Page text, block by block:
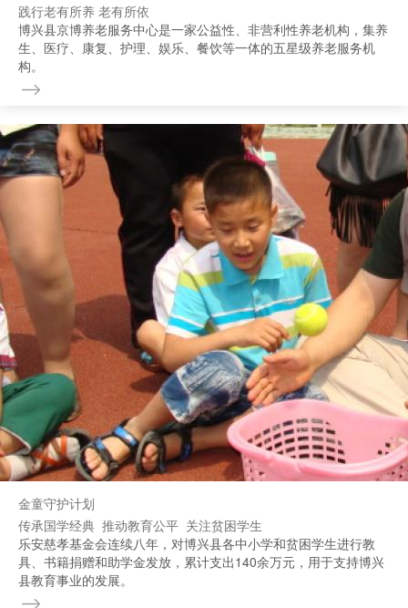
践行老有所养 老有所依
博兴县京博养老服务中心是一家公益性、非营利性养老机构，集养
生、医疗、康复、护理、娱乐、餐饮等一体的五星级养老服务机
构。
金童守护计划
传承国学经典 推动教育公平 关注贫困学生
乐安慈孝基金会连续八年，对博兴县各中小学和贫困学生进行教
具、书籍捐赠和助学金发放，累计支出140余万元，用于支持博兴
县教育事业的发展。